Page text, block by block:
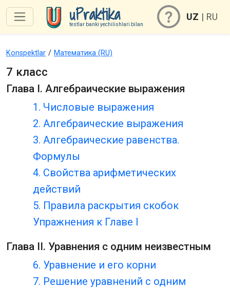
uPraktika
testlar banki yechilishlari bilan
UZ | RU
Konspektlar / Математика (RU)
7 класс
Глава I. Алгебраические выражения
1. Числовые выражения
2. Алгебраические выражения
3. Алгебраические равенства.
Формулы
4. Свойства арифметических
действий
5. Правила раскрытия скобок
Упражнения к Главе I
Глава II. Уравнения с одним неизвестным
6. Уравнение и его корни
7. Решение уравнений с одним